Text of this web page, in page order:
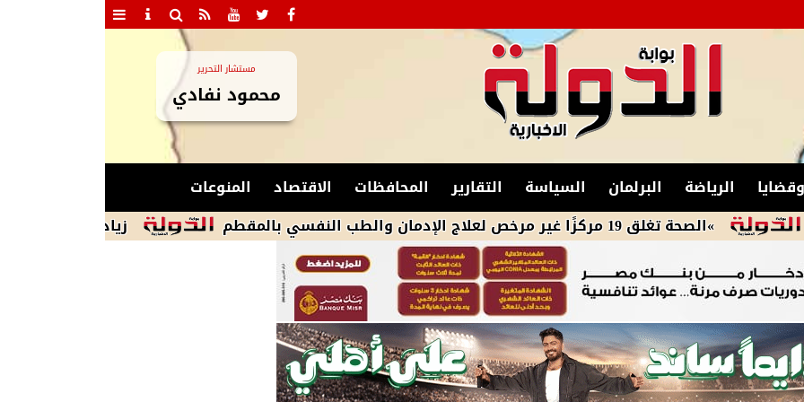
مستشار التحرير
محمود نفادي
الرياضة البرلمان السياسة التقارير المحافظات الاقتصاد
المنوعات
زيادة الحضور الجماهيري.. السعة الكاملة للاستادات و40
»الصحة تغلق 19 مركزًا غير مرخص لعلاج الإدمان والطب النفسي بالمقطم